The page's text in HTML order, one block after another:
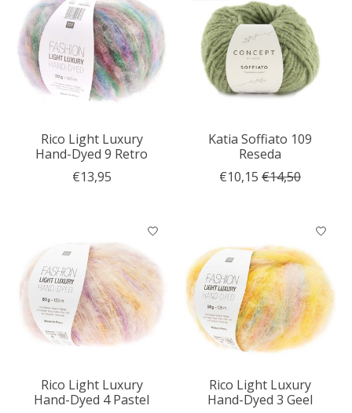
Rico Light Luxury
Hand-Dyed 9 Retro
€13,95
Katia Soffiato 109
Reseda
€10,15 €14,50
Rico Light Luxury
Hand-Dyed 4 Pastel
Rico Light Luxury
Hand-Dyed 3 Geel